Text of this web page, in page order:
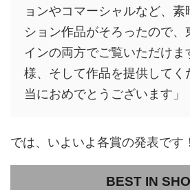
ョンやコマーシャルなど、
ション作品がそろったので、
インの両方でご覧いただけ
様、そして作品を提供して
当におめでとうございます」
では、いよいよ各賞の発表で
BEST IN